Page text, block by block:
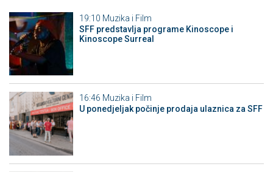
19:10 Muzika i Film
SFF predstavlja programe Kinoscope i
Kinoscope Surreal
16:46 Muzika i Film
U ponedjeljak počinje prodaja ulaznica za SFF